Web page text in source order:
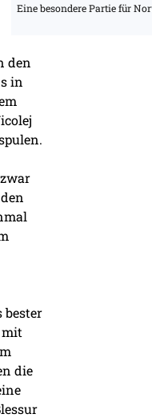
Eine besondere Partie für
den
in
bester
mit
die